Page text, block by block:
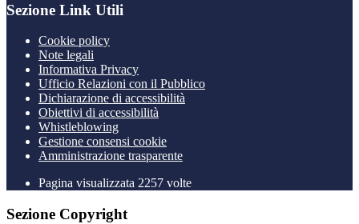
Sezione Link Utili
Cookie policy
Note legali
Informativa Privacy
Ufficio Relazioni con il Pubblico
Dichiarazione di accessibilità
Obiettivi di accessibilità
Whistleblowing
Gestione consensi cookie
Amministrazione trasparente
Pagina visualizzata 2257 volte
Sezione Copyright